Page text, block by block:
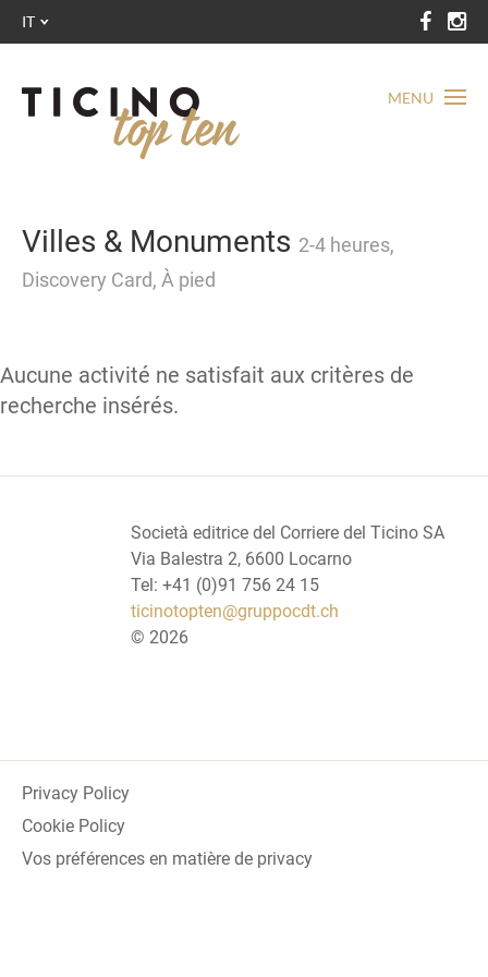
MENU
IT
Villes & Monuments 2-4 heures,
Discovery Card, À pied
Aucune activité ne satisfait aux critères de
recherche insérés.
Società editrice del Corriere del Ticino SA
Via Balestra 2, 6600 Locarno
Tel: +41 (0)91 756 24 15
ticinotopten@gruppocdt.ch
© 2026
Privacy Policy
Cookie Policy
Vos préférences en matière de privacy